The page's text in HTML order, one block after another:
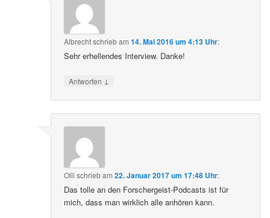
Albrechtschriebam14. Mai 2016 um 4:13 Uhr:
Sehr erhellendes Interview. Danke!
Antworten ↓
Olli schriebam22. Januar 2017 um 17:48 Uhr:
Das tolle an den Forschergeist-Podcasts ist für
mich, dass man wirklich alle anhören kann.